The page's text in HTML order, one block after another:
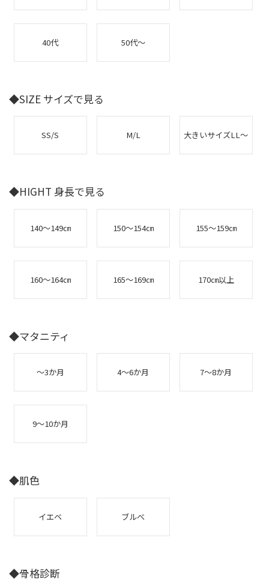
40代 50代～
◆SIZE サイズで見る
SS/S M/L 大きいサイズLL～
◆HIGHT 身長で見る
140～149㎝ 150～154㎝ 155～159㎝
160～164㎝ 165～169㎝ 170㎝以上
◆マタニティ
～3か月 4～6か月 7～8か月
9～10か月
◆肌色
イエベ ブルべ
◆骨格診断